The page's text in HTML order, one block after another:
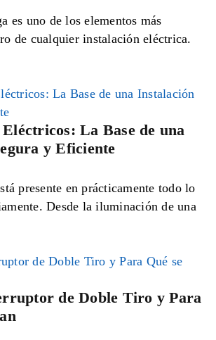
es uno de los elementos más
de cualquier instalación eléctrica.
La Base de una
y Eficiente
presente en prácticamente todo lo
Desde la iluminación de una
de Doble Tiro y Para